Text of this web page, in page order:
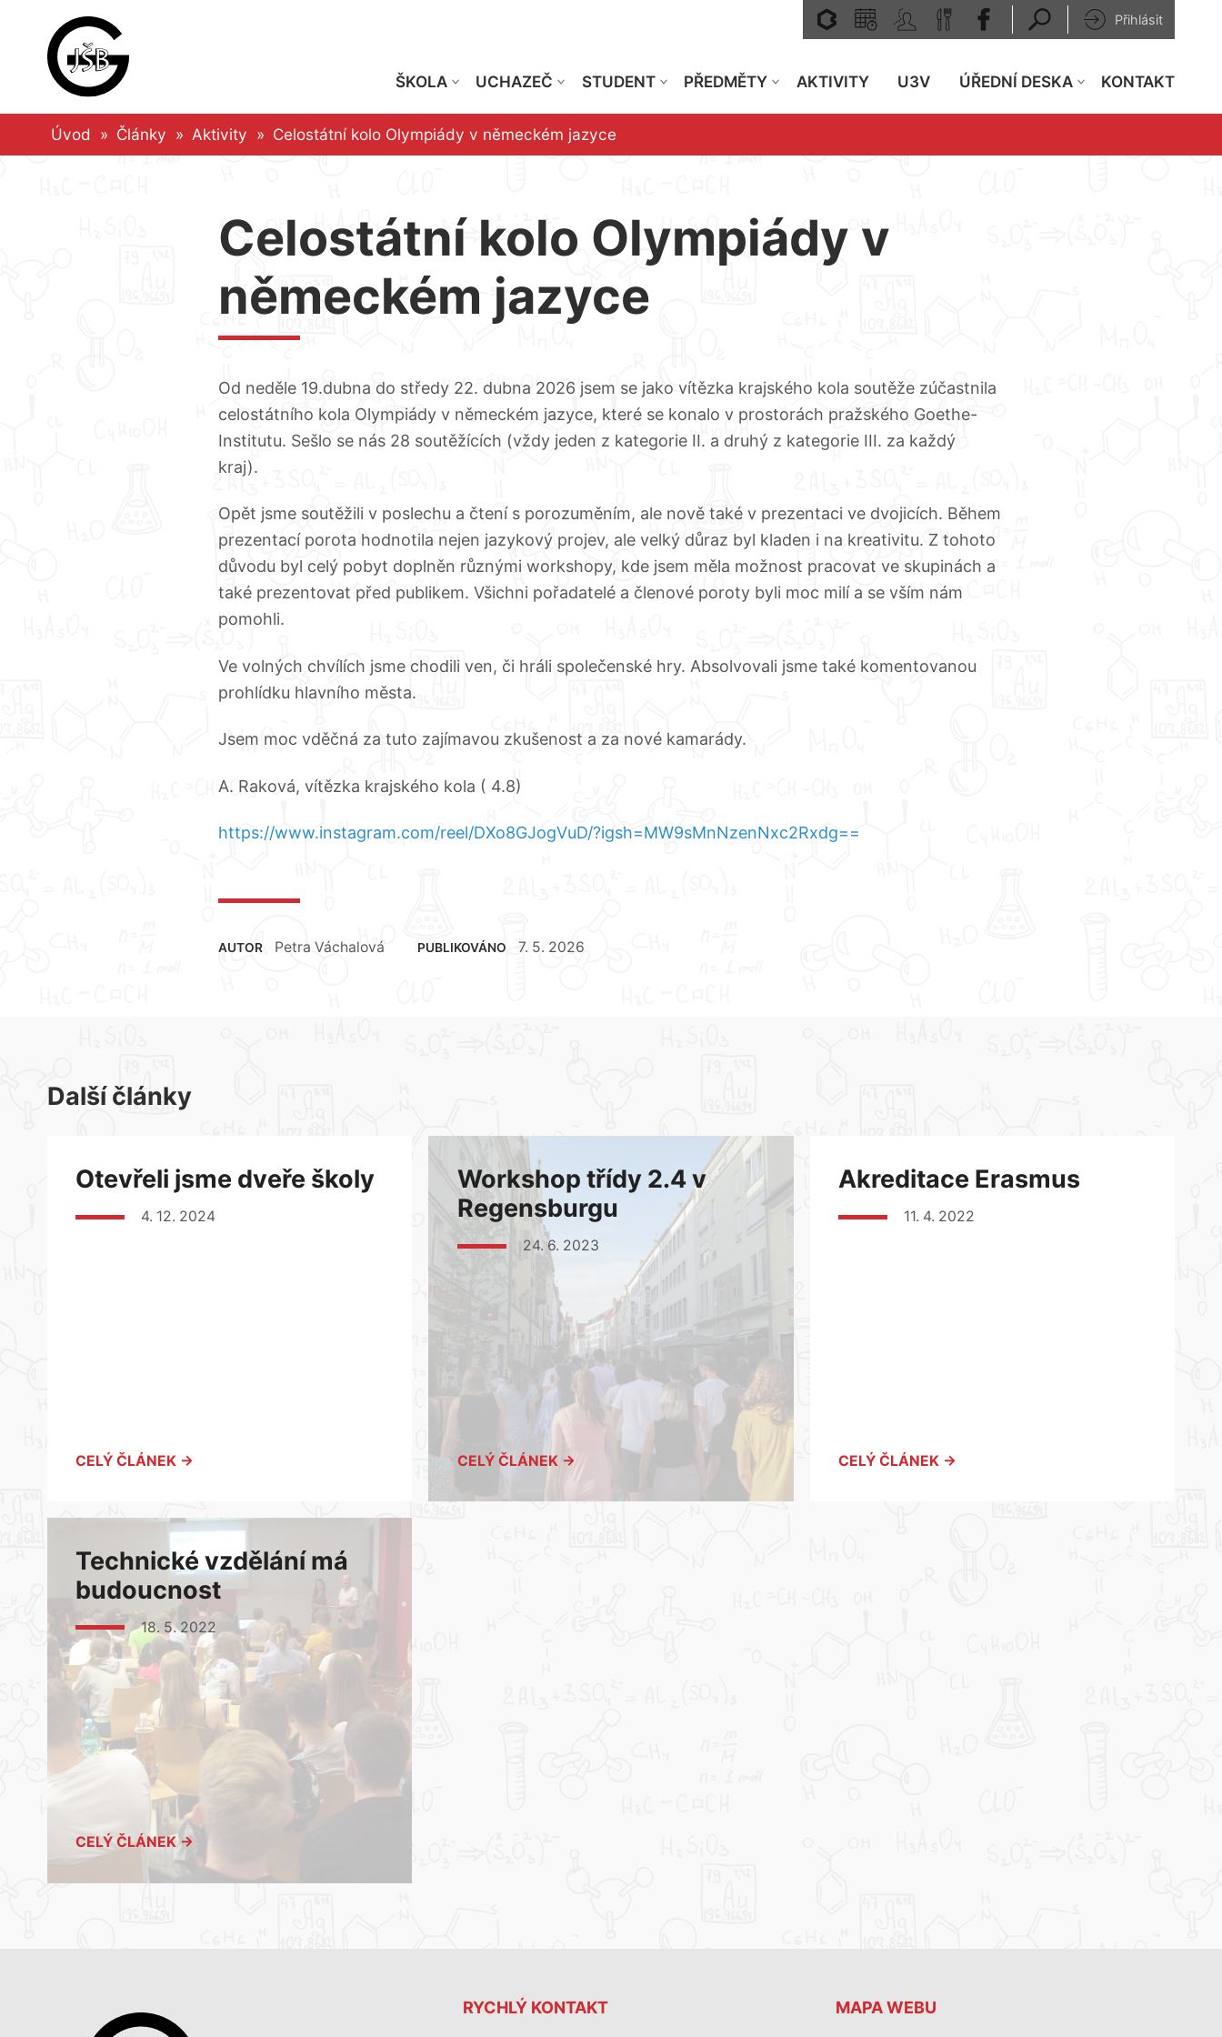
ŠKOLA
UCHAZEČ STUDENT PŘEDMĚTY AKTIVITY U3V ÚŘEDNÍ DESKA KONTAKT
Přihlásit
Úvod » Články » Aktivity » Celostátní kolo Olympiády v německém jazyce
Celostátní kolo Olympiády v
německém jazyce
Od neděle 19.dubna do středy 22. dubna 2026 jsem se jako vítězka krajského kola soutěže zúčastnila
celostátního kola Olympiády v německém jazyce, které se konalo v prostorách pražského Goethe-
Institutu. Sešlo se nás 28 soutěžících (vždy jeden z kategorie II. a druhý z kategorie III. za každý
kraj).
Opět jsme soutěžili v poslechu a čtení s porozuměním, ale nově také v prezentaci ve dvojicích. Během
prezentací porota hodnotila nejen jazykový projev, ale velký důraz byl kladen i na kreativitu. Z tohoto
důvodu byl celý pobyt doplněn různými workshopy, kde jsem měla možnost pracovat ve skupinách a
také prezentovat před publikem. Všichni pořadatelé a členové poroty byli moc milí a se vším nám
pomohli.
Ve volných chvílích jsme chodili ven, či hráli společenské hry. Absolvovali jsme také komentovanou
prohlídku hlavního města.
Jsem moc vděčná za tuto zajímavou zkušenost a za nové kamarády.
A. Raková, vítězka krajského kola ( 4.8)
https://www.instagram.com/reel/DXo8GJogVuD/?igsh=MW9sMnNzenNxc2Rxdg==
AUTOR Petra Váchalová PUBLIKOVÁNO 7. 5. 2026
Další články
Otevřeli jsme dveře školy
4. 12. 2024
CELÝ ČLÁNEK →
Workshop třídy 2.4 v
Regensburgu
24. 6. 2023
CELÝ ČLÁNEK →
Akreditace Erasmus
11. 4. 2022
CELÝ ČLÁNEK →
Technické vzdělání má
budoucnost
18. 5. 2022
CELÝ ČLÁNEK →
RYCHLÝ KONTAKT MAPA WEBU